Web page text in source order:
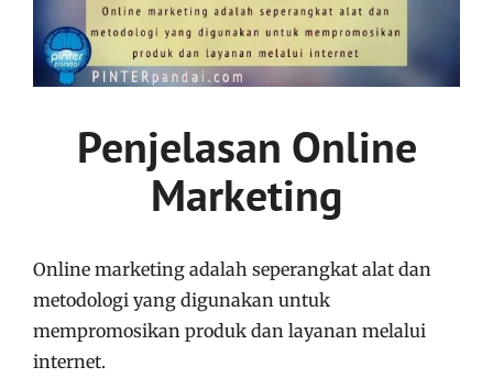
Penjelasan Online
Marketing
Online marketing adalah seperangkat alat dan
metodologi yang digunakan untuk
mempromosikan produk dan layanan melalui
internet.